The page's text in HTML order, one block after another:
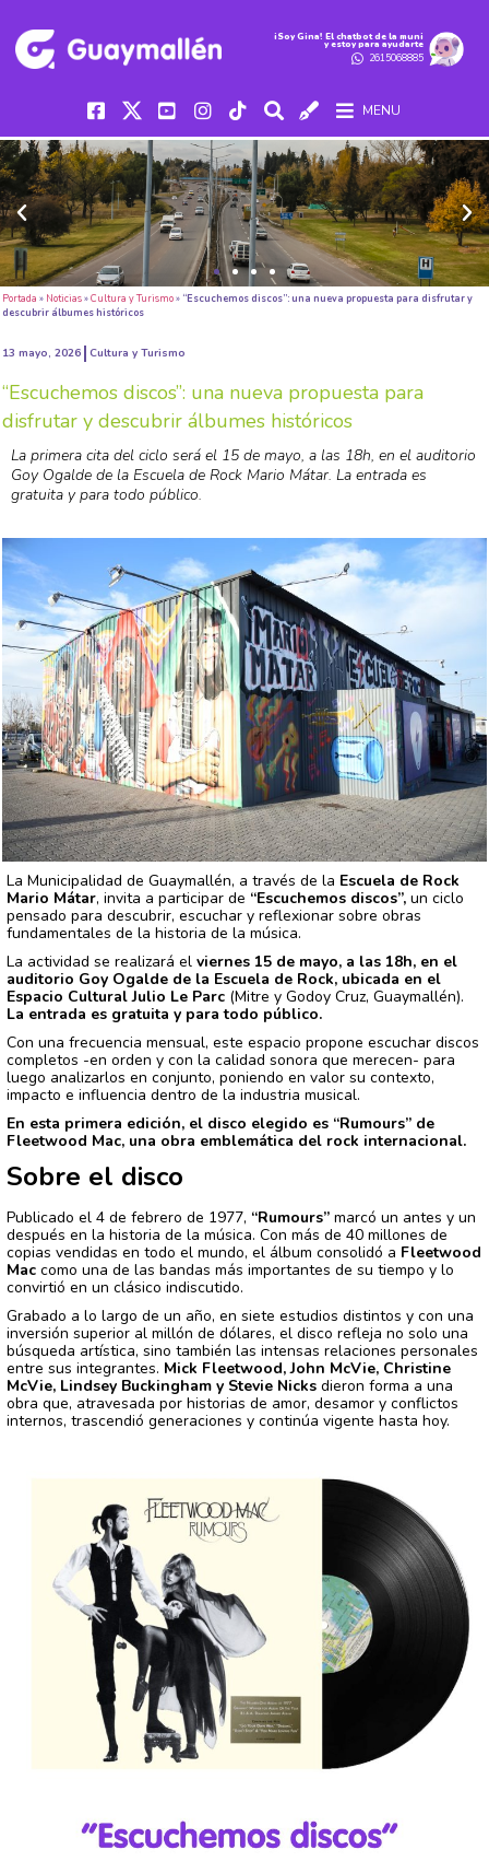
iSoy Gina! El chatbot de la muni
y estoy para ayudarte
2615068885
MENU
Portada » Noticias»Cultura y Turismo» “Escuchemos discos”: una nueva propuesta para disfrutar y
descubrir álbumes históricos
13 mayo, 2026 Cultura y Turismo
“Escuchemos discos”: una nueva propuesta para
disfrutar y descubrir álbumes históricos
La primera cita del ciclo será el 15 de mayo, a las 18h, en el auditorio
Goy Ogalde de la Escuela de Rock Mario Mátar. La entrada es
gratuita y para todo público.
La Municipalidad de Guaymallén, a través de la Escuela de Rock
Mario Mátar, invita a participar de “Escuchemos discos”, un ciclo
pensado para descubrir, escuchar y reflexionar sobre obras
fundamentales de la historia de la música.
La actividad se realizará el viernes 15 de mayo, a las 18h, en el
auditorio Goy Ogalde de la Escuela de Rock, ubicada en el
Espacio Cultural Julio Le Parc (Mitre y Godoy Cruz, Guaymallén).
La entrada es gratuita y para todo público.
Con una frecuencia mensual, este espacio propone escuchar discos
completos -en orden y con la calidad sonora que merecen- para
luego analizarlos en conjunto, poniendo en valor su contexto,
impacto e influencia dentro de la industria musical.
En esta primera edición, el disco elegido es “Rumours” de
Fleetwood Mac, una obra emblemática del rock internacional.
Sobre el disco
Publicado el 4 de febrero de 1977, “Rumours” marcó un antes y un
después en la historia de la música. Con más de 40 millones de
copias vendidas en todo el mundo, el álbum consolidó a Fleetwood
Mac como una de las bandas más importantes de su tiempo y lo
convirtió en un clásico indiscutido.
Grabado a lo largo de un año, en siete estudios distintos y con una
inversión superior al millón de dólares, el disco refleja no solo una
búsqueda artística, sino también las intensas relaciones personales
entre sus integrantes. Mick Fleetwood, John McVie, Christine
McVie, Lindsey Buckingham y Stevie Nicks dieron forma a una
obra que, atravesada por historias de amor, desamor y conflictos
internos, trascendió generaciones y continúa vigente hasta hoy.